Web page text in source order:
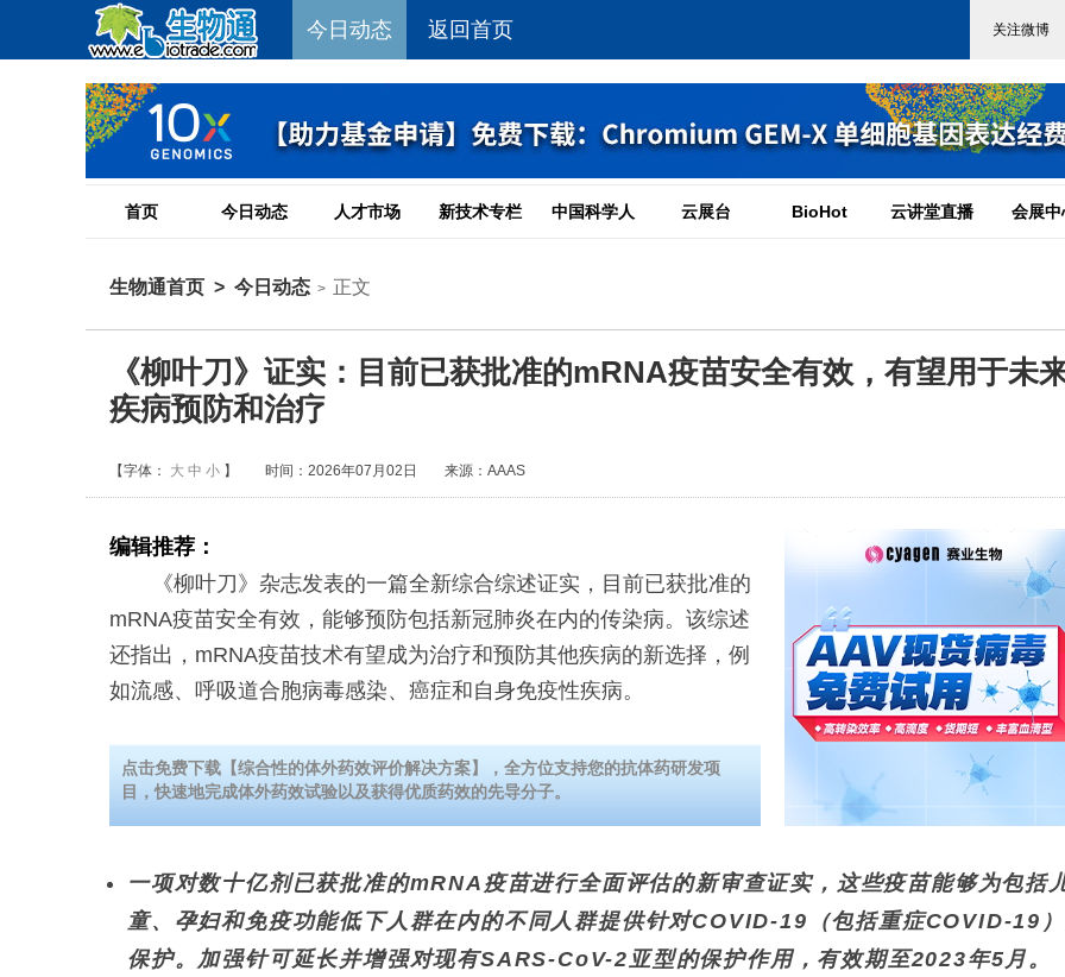
今日动态 返回首页
首页 今日动态 人才市场 新技术专栏 中国科学人 云展台 BioHot 云讲堂直播 会展中
生物通首页 > 今日动态 > 正文
《柳叶刀》证实：目前已获批准的mRNA疫苗安全有效，有望用于未
疾病预防和治疗
【字体： 大 中 小 】 时间：2026年07月02日 来源：AAAS
编辑推荐：
《柳叶刀》杂志发表的一篇全新综合综述证实，目前已获批准的
mRNA疫苗安全有效，能够预防包括新冠肺炎在内的传染病。该综述
还指出，mRNA疫苗技术有望成为治疗和预防其他疾病的新选择，例
如流感、呼吸道合胞病毒感染、癌症和自身免疫性疾病。
点击免费下载【综合性的体外药效评价解决方案】，全方位支持您的抗体药研发项
目，快速地完成体外药效试验以及获得优质药效的先导分子。
一项对数十亿剂已获批准的mRNA疫苗进行全面评估的新审查证实，这些疫苗能够为包括
童、孕妇和免疫功能低下人群在内的不同人群提供针对COVID-19（包括重症COVID-19
保护。加强针可延长并增强对现有SARS-CoV-2亚型的保护作用，有效期至2023年5月。